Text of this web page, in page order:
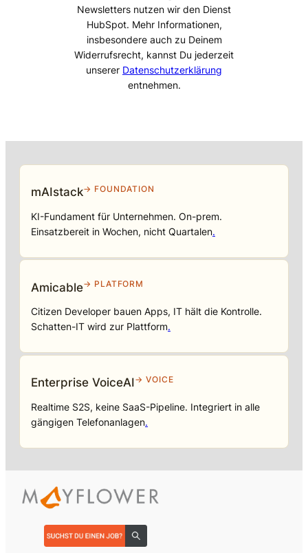
Newsletters nutzen wir den Dienst
HubSpot. Mehr Informationen,
insbesondere auch zu Deinem
Widerrufsrecht, kannst Du jederzeit
unserer Datenschutzerklärung
entnehmen.
mAIstack→ FOUNDATION
KI-Fundament für Unternehmen. On-prem.
Einsatzbereit in Wochen, nicht Quartalen.
Amicable→ PLATFORM
Citizen Developer bauen Apps, IT hält die Kontrolle.
Schatten-IT wird zur Plattform.
Enterprise VoiceAI→ VOICE
Realtime S2S, keine SaaS-Pipeline. Integriert in alle
gängigen Telefonanlagen.